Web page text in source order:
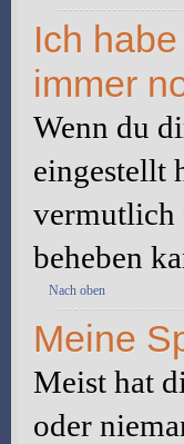
Ich
immer
Wenn du
eingestellt
vermutlich
beheben
Nach oben
Meine
Meist hat
oder